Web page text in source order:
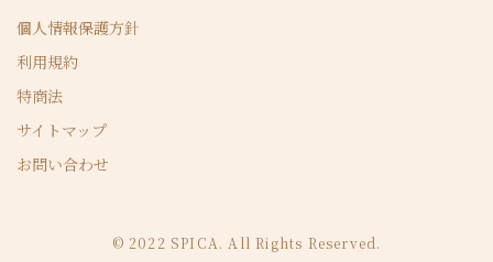
個人情報保護方針
利用規約
特商法
サイトマップ
お問い合わせ
© 2022 SPICA. All Rights Reserved.